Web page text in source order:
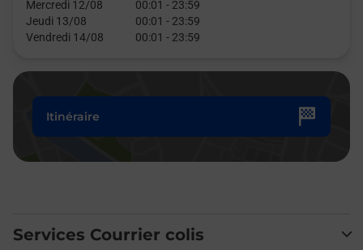
Mercredi 12/08
00:01 - 23:59
Jeudi 13/08
00:01 - 23:59
Vendredi 14/08
00:01 - 23:59
Itinéraire
Services Courrier colis